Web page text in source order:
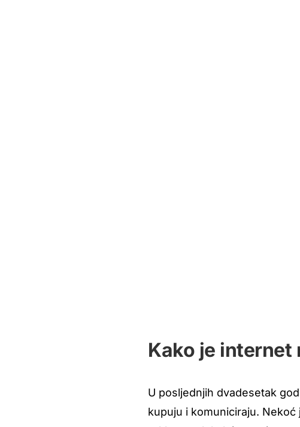
Kako je
U posljednjih dvadesetak
kupuju i komuniciraju.